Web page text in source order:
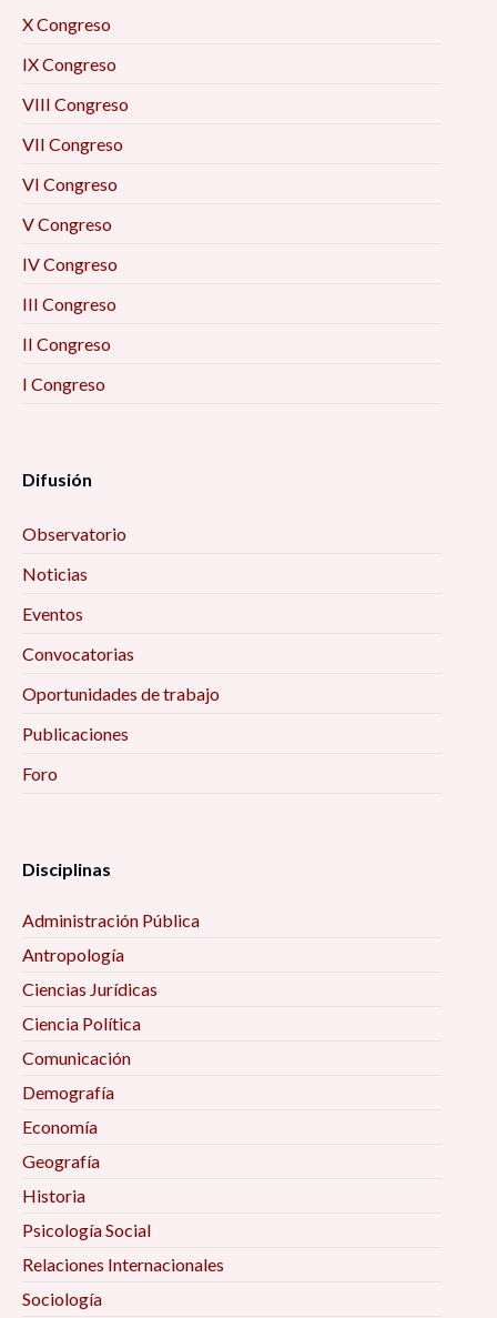
X Congreso
IX Congreso
VIII Congreso
VII Congreso
VI Congreso
V Congreso
IV Congreso
III Congreso
II Congreso
I Congreso
Difusión
Observatorio
Noticias
Eventos
Convocatorias
Oportunidades de trabajo
Publicaciones
Foro
Disciplinas
Administración Pública
Antropología
Ciencias Jurídicas
Ciencia Política
Comunicación
Demografía
Economía
Geografía
Historia
Psicología Social
Relaciones Internacionales
Sociología